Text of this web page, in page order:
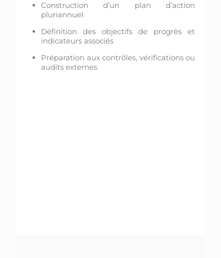
Construction d’un plan d’action
pluriannuel
Définition des objectifs de progrès et
indicateurs associés
Préparation aux contrôles, vérifications ou
audits externes